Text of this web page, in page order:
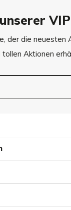
der die neuesten
tollen Aktionen